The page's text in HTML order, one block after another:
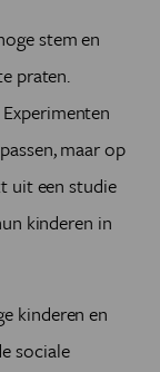
stem en
praten.
maar op
uit een studie
kinderen in
kinderen en
sociale